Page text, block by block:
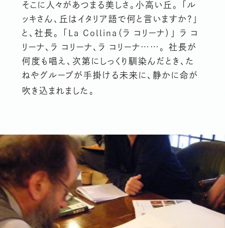
そこに人々があつまる美しさ。小高い丘。 「ル
ッキさん、丘はイタリア語で何と言いますか？」
と、社長。 「La Collina（ラ コリーナ）」 ラ コ
リーナ、ラ コリーナ、ラ コリーナ……。 社長が
何度も唱え、次第にしっくり馴染んだとき、た
ねやグループが手掛ける未来に、静かに命が
吹き込まれました。